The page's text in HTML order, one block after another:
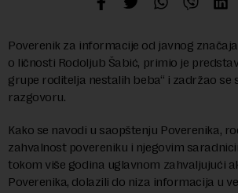
Poverenik za informacije od javnog
o ličnosti Rodoljub Šabić, primio je
grupe roditelja nestalih beba“ i zadržao se
razgovoru.
Kako se navodi u saopštenju Poverenika,
zahvalnost povereniku i njegovim
tokom više godina uglavnom zahvaljujući
Poverenika, dolazili do niza informacija u